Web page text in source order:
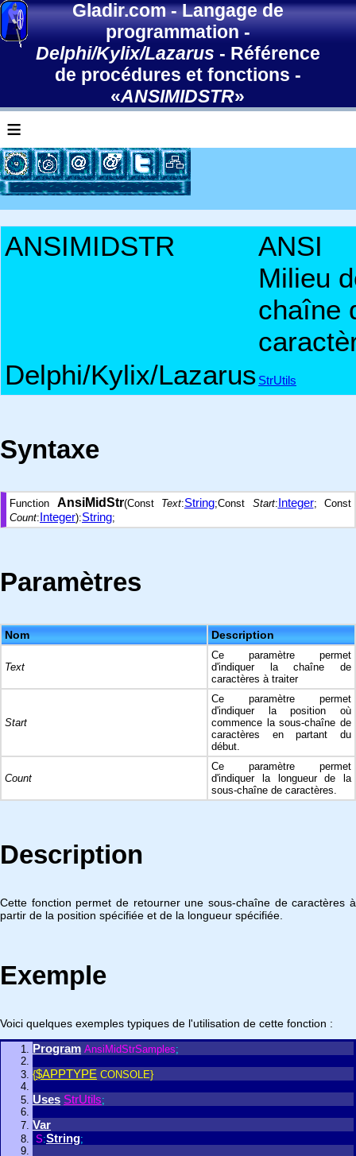
Gladir.com-Langage de
programmation-
Delphi/Kylix/Lazarus - Référence
de procédures et fonctions -
«ANSIMIDSTR»
≡
ANSIMIDSTR
ANSI
Milieu
chaîne
Delphi/Kylix/Lazarus StrUtils
Syntaxe
Function AnsiMidStr(Const Text:String;Const Start:Integer; Const
Count:Integer):String;
Paramètres
Nom Description
Text
Ce paramètre permet
d'indiquer la chaîne de
caractères à traiter
Start
Ce paramètre permet
d'indiquer la position où
commence la sous-chaîne de
caractères en partant du
début.
Count
Ce paramètre permet
d'indiquer la longueur de la
sous-chaîne de caractères.
Description
Cette fonction permet de retourner une sous-chaîne de caractères à
partir de la position spécifiée et de la longueur spécifiée.
Exemple
Voici quelques exemples typiques de l'utilisation de cette fonction :
Program AnsiMidStrSamples;
{$APPTYPE CONSOLE}
Uses StrUtils;
Var
S:String;